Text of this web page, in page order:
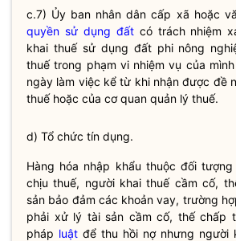
c.7) Ủy ban nhân dân cấp xã hoặc
quyền sử dụng đấtcó trách nhiệm
khai thuếsử dụng đất phi nông
thuếtrong phạm vi nhiệm vụ của
ngày làm việc kể từ khi nhận được đề
thuếhoặc của cơ quan quản lý thuế.
d) Tổ chức tín dụng.
Hàng hóa nhập khẩu thuộc đối tượng
chịu thuế, người khai thuế cầm cố,
sản bảo đảm các khoản vay, trường
phải xử lý tài sản cầm cố, thế chấp
pháp luật để thu hồi nợ nhưng người